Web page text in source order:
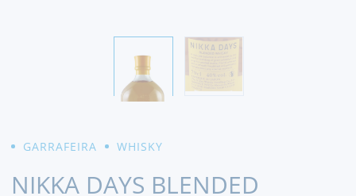
GARRAFEIRA WHISKY
NIKKA DAYS BLENDED